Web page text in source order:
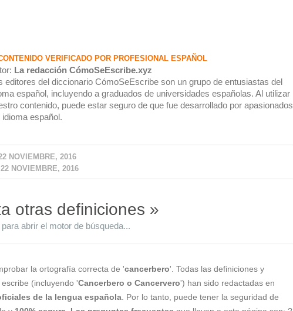
VERIFICADO POR PROFESIONAL ESPAÑOL
La redacción CómoSeEscribe.xyz
editores del diccionario CómoSeEscribe son un grupo de entusiastas del
español, incluyendo a graduados de universidades españolas. Al utilizar
contenido, puede estar seguro de que fue desarrollado por apasionados
idioma español.
NOVIEMBRE, 2016
22 NOVIEMBRE, 2016
otras definiciones »
abrir el motor de búsqueda...
la ortografía correcta de 'cancerbero'. Todas las definiciones y
(incluyendo 'Cancerbero o Cancervero') han sido redactadas en
de la lengua española . Por lo tanto, puede tener la seguridad de